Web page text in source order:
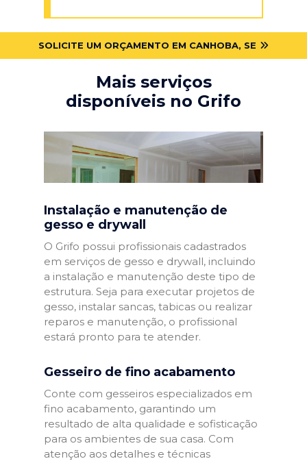
SOLICITE UM ORÇAMENTO EM CANHOBA, SE
Mais serviços
disponíveis no Grifo
Instalação e manutenção de
gesso e drywall
O Grifo possui profissionais cadastrados
em serviços de gesso e drywall, incluindo
a instalação e manutenção deste tipo de
estrutura. Seja para executar projetos de
gesso, instalar sancas, tabicas ou realizar
reparos e manutenção, o profissional
estará pronto para te atender.
Gesseiro de fino acabamento
Conte com gesseiros especializados em
fino acabamento, garantindo um
resultado de alta qualidade e sofisticação
para os ambientes de sua casa. Com
atenção aos detalhes e técnicas